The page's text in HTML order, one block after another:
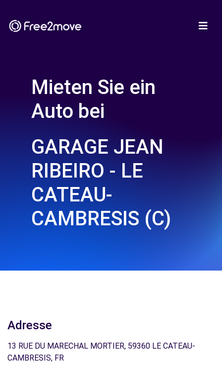
Mieten Sie ein
Auto bei
GARAGE JEAN
RIBEIRO - LE
CATEAU-
CAMBRESIS (C)
Adresse
13 RUE DU MARECHAL MORTIER, 59360 LE CATEAU-
CAMBRESIS, FR